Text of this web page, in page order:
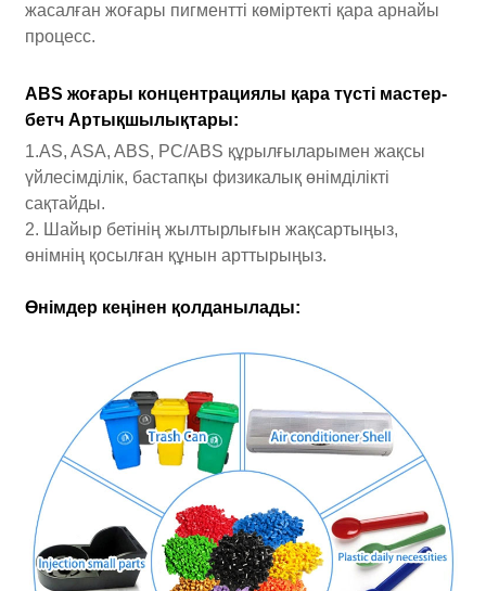
жасалған жоғары пигментті көміртекті қара арнайы
процесс.
ABS жоғары концентрациялы қара түсті мастер-
бетч Артықшылықтары:
1.AS, ASA, ABS, PC/ABS құрылғыларымен жақсы
үйлесімділік, бастапқы физикалық өнімділікті
сақтайды.
2. Шайыр бетінің жылтырлығын жақсартыңыз,
өнімнің қосылған құнын арттырыңыз.
Өнімдер кеңінен қолданылады: